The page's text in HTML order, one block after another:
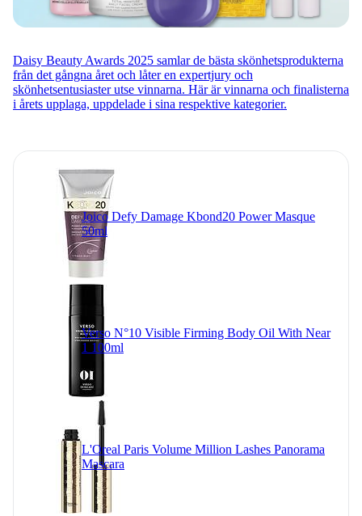
Daisy Beauty Awards 2025 samlar de bästa skönhetsprodukterna
från det gångna året och låter en expertjury och
skönhetsentusiaster utse vinnarna. Här är vinnarna och finalisterna
i årets upplaga, uppdelade i sina respektive kategorier.
Joico Defy Damage Kbond20 Power Masque
50ml
Verso N°10 Visible Firming Body Oil With Near
1 100ml
L'Oreal Paris Volume Million Lashes Panorama
Mascara